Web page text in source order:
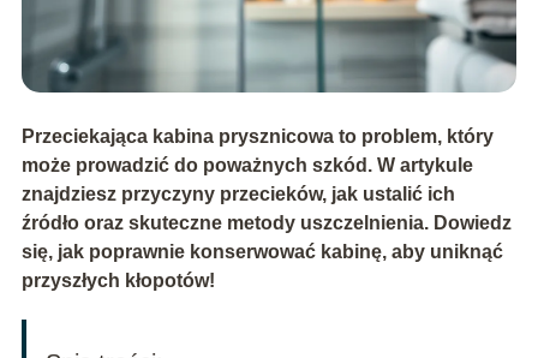
Przeciekająca kabina prysznicowa to problem, który
może prowadzić do poważnych szkód. W artykule
znajdziesz przyczyny przecieków, jak ustalić ich
źródło oraz skuteczne metody uszczelnienia. Dowiedz
się, jak poprawnie konserwować kabinę, aby uniknąć
przyszłych kłopotów!